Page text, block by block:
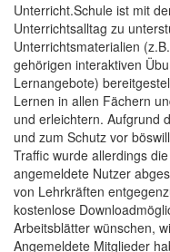
Unterricht.Schule ist mit
Unterrichtsalltag zu
Unterrichtsmaterialien
gehörigen interaktiven
Lernangebote)
Lernen in allen Fächern
und erleichtern. Aufgrund
und zum Schutz vor
Traffic wurde allerdings
angemeldete Nutzer
von Lehrkräften
kostenlose
Arbeitsblätter wünschen,
Angemeldete Mitglieder